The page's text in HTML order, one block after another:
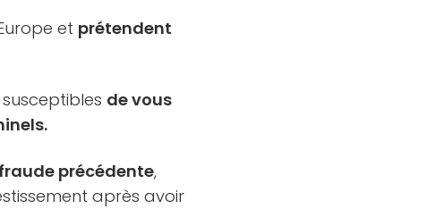
et prétendent
de vous
précédente,
après avoir